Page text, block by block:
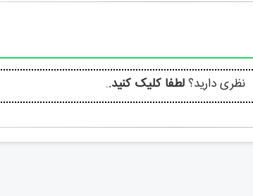
نظری دارید؟لطفا کلیک کنید..